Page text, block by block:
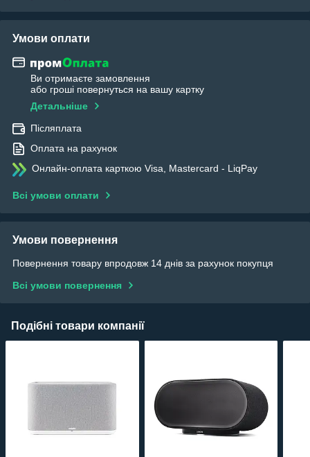
Умови оплати
Ви отримаєте замовлення
або гроші повернуться на вашу картку
Детальніше
Післяплата
Оплата на рахунок
Онлайн-оплата карткою Visa, Mastercard - LiqPay
Всі умови оплати
Умови повернення
Повернення товару впродовж 14 днів за рахунок покупця
Всі умови повернення
Подібні товари компанії